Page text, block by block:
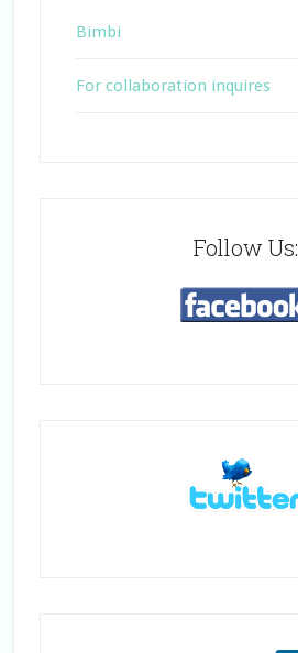
Bimbi
For collaboration inquires
Follow Us: